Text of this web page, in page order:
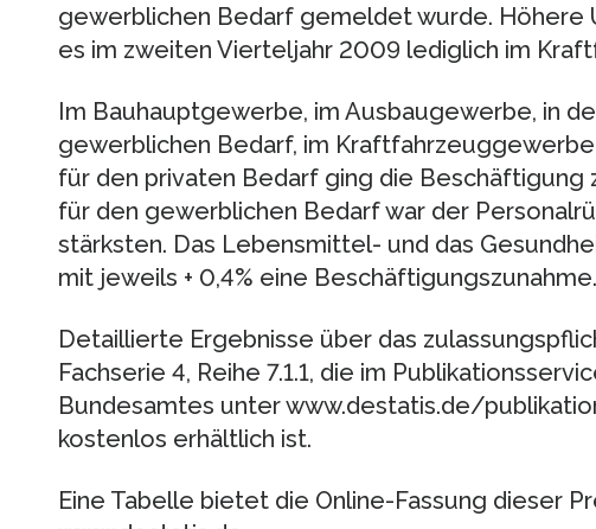
gewerblichen Bedarf gemeldet wurde. Höhere
es im zweiten Vierteljahr 2009 lediglich im
Im Bauhauptgewerbe, im Ausbaugewerbe, in
gewerblichen Bedarf, im
für den privaten Bedarf ging die Beschäftigung
für den gewerblichen Bedarf war der
stärksten. Das Lebensmittel- und das
mit jeweils + 0,4% eine Beschäftigungszunahme.
Detaillierte Ergebnisse über das
Fachserie 4, Reihe 7.1.1, die im
Bundesamtes unter www.destatis.de/
kostenlos erhältlich ist.
Eine Tabelle bietet die Online-Fassung dieser